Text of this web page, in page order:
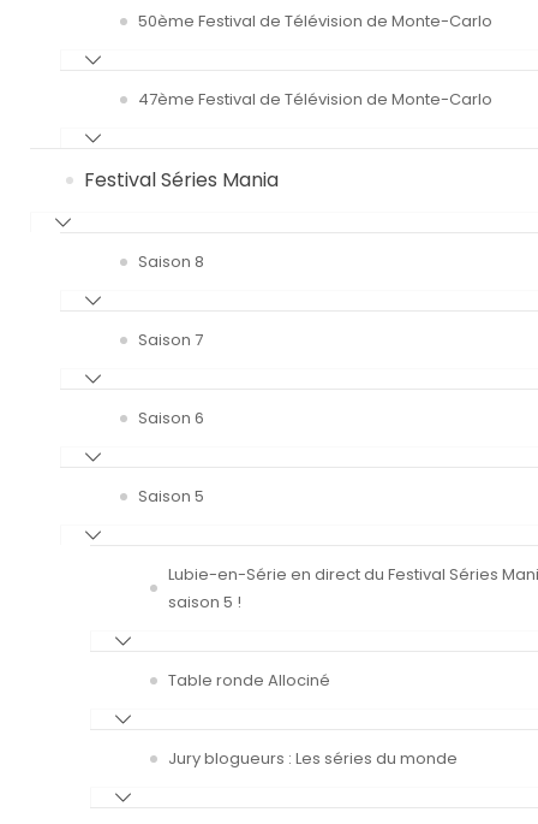
50ème Festival de Télévision de Monte-Carlo
47ème Festival de Télévision de Monte-Carlo
Festival Séries Mania
Saison 8
Saison 7
Saison 6
Saison 5
Lubie-en-Série en direct du Festival Séries
saison 5 !
Table ronde Allociné
Jury blogueurs : Les séries du monde